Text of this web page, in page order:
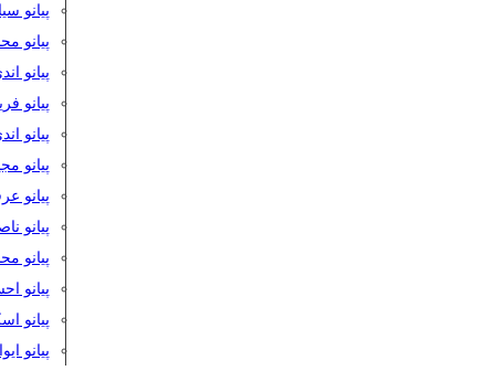
پیانو
پیانو
پیانو
پیانو
پیانو
پیانو
پیانو
پیانو
پیانو
پیانو
پیانو
پیانو